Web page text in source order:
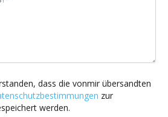
dass die vonmir übersandten
zur
werden.